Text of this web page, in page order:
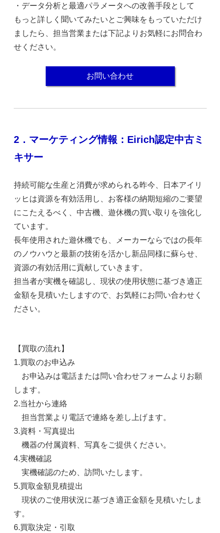
・データ分析と最適パラメータへの改善手段として
もっと詳しく聞いてみたいとご興味をもっていただけ
ましたら、担当営業または下記よりお気軽にお問合わ
せください。
お問い合わせ
2．マーケティング情報：Eirich認定中古ミ
キサー
持続可能な生産と消費が求められる昨今、日本アイリ
ッヒは資源を有効活用し、お客様の納期短縮のご要望
にこたえるべく、中古機、遊休機の買い取りを強化し
ています。
長年使用された遊休機でも、メーカーならではの長年
のノウハウと最新の技術を活かし新品同様に蘇らせ、
資源の有効活用に貢献していきます。
担当者が実機を確認し、現状の使用状態に基づき適正
金額を見積いたしますので、お気軽にお問い合わせく
ださい。
【買取の流れ】
1.買取のお申込み
お申込みは電話または問い合わせフォームよりお願
します。
2.当社から連絡
担当営業より電話で連絡を差し上げます。
3.資料・写真提出
機器の付属資料、写真をご提供ください。
4.実機確認
実機確認のため、訪問いたします。
5.買取金額見積提出
現状のご使用状況に基づき適正金額を見積いたしま
す。
6.買取決定・引取